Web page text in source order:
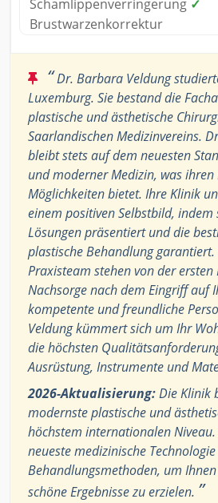
Schamlippenverringerung ✓
Brustwarzenkorrektur
“Dr. Barbara Veldung
Luxemburg. Sie bestand die
plastische und ästhetische
Saarlandischen Medizinvereins.
bleibt stets auf dem neuesten
und moderner Medizin, was
Möglichkeiten bietet. Ihre Klinik
einem positiven Selbstbild, indem
Lösungen präsentiert und die
plastische Behandlung
Praxisteam stehen von der
Nachsorge nach dem Eingriff auf
kompetente und freundliche
Veldung kümmert sich um Ihr
die höchsten
Ausrüstung, Instrumente und
2026-Aktualisierung:Die Klinik
modernste plastische und
höchstem internationalen Niveau.
neueste medizinische
Behandlungsmethoden, um
schöne Ergebnisse zu erzielen. ”